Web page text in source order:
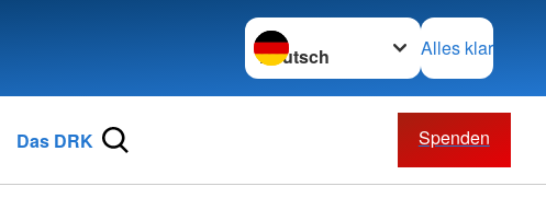
Sprache wechseln zu
Alles klar
Das DRK Spenden